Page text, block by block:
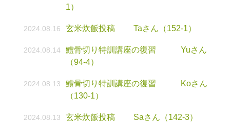
1）
2024.08.16 玄米炊飯投稿 Taさん（152-1）
2024.08.14
鱧骨切り特訓講座の復習 Yuさん
（94-4）
2024.08.13
鱧骨切り特訓講座の復習 Koさん
（130-1）
2024.08.13 玄米炊飯投稿 Saさん（142-3）